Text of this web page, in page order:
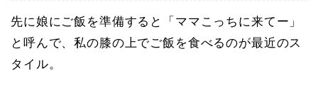
先に娘にご飯を準備すると「ママこっちに来てー」
と呼んで、私の膝の上でご飯を食べるのが最近のス
タイル。